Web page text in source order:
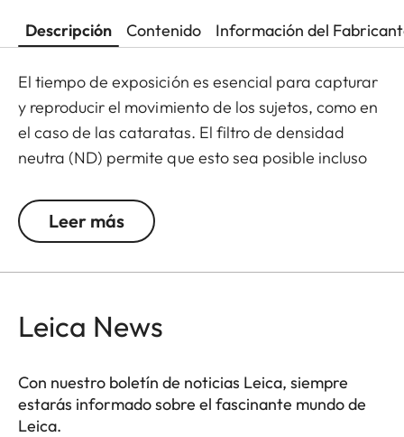
Descripción Contenido Información del
El tiempo de exposición es esencial para capturar
y reproducir el movimiento de los sujetos, como en
el caso de las cataratas. El filtro de densidad
neutra (ND) permite que esto sea posible incluso
cantidad de luz que penetra en la lente para
permitir que se usen velocidades de obturación
usen mayores aperturas para capturar fotos y
superficial.
Leer más
Leica News
Con nuestro boletín de noticias Leica, siempre
estarás informado sobre el fascinante mundo de
Leica.